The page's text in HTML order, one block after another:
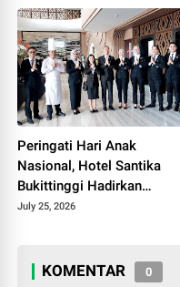
Peringati Hari Anak
Nasional, Hotel Santika
Bukittinggi Hadirkan
Pengalaman Edukatif Lewat
July 25, 2026
KOMENTAR 0